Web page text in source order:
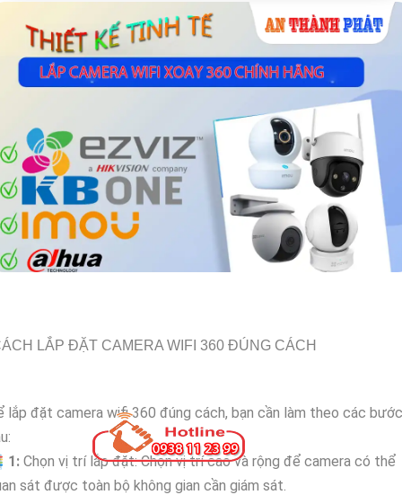
LẮP ĐẶT CAMERA WIFI 360 ĐÚNG CÁCH
lắp đặt camera wifi 360 đúng cách, bạn cần làm theo các bước
1: Chọn vị trí lắp đặt: Chọn vị trí cao và rộng để camera có thể
sát được toàn bộ không gian cần giám sát.